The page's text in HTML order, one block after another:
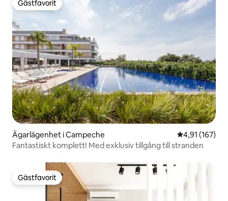
Gästfavorit
Gästfavorit
Ägarlägenhet i Campeche 4,91 av 5 i
4,91 (167)
Fantastiskt komplett! Med exklusiv tillgång till stranden
Gästfavorit
Gästfavorit